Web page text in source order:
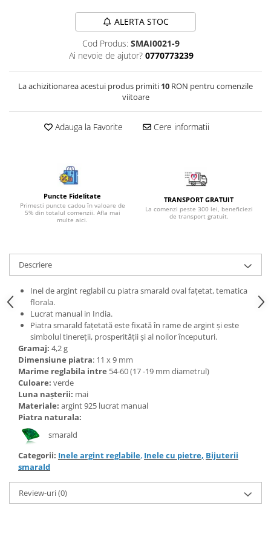
Bijuterii piatra lunii
Bijuterii rodocrozit
Bijuterii sidef si abalone
Bijuterii smarald
Bijuterii sodalit
Bijuterii tanzanit
Bijuterii topaz
Bijuterii turcoaz
Bijuterii turmaline
Bijuterii morganit
ALERTA STOC
Cod Produs: SMAI0021-9
Ai nevoie de ajutor? 0770773239
La achizitionarea acestui produs primiti 10 RON pentru comenzile
viitoare
Adauga la Favorite Cere informatii
Puncte Fidelitate
Primesti puncte cadou în valoare de
5% din totalul comenzii. Afla mai
multe aici.
TRANSPORT GRATUIT
La comenzi peste 300 lei, beneficiezi
de transport gratuit.
Descriere
Inel de argint reglabil cu piatra smarald oval fațetat, tematica
florala.
Lucrat manual in India.
Piatra smarald fațetată este fixată în rame de argint și este
simbolul tinereții, prosperității și al noilor începuturi.
Gramaj: 4,2 g
Dimensiune piatra: 11 x 9 mm
Marime reglabila intre 54-60 (17 -19 mm diametrul)
Culoare: verde
Luna nașterii: mai
Materiale: argint 925 lucrat manual
Piatra naturala:
smarald
Categorii: Inele argint reglabile, Inele cu pietre, Bijuterii
smarald
Review-uri(0)